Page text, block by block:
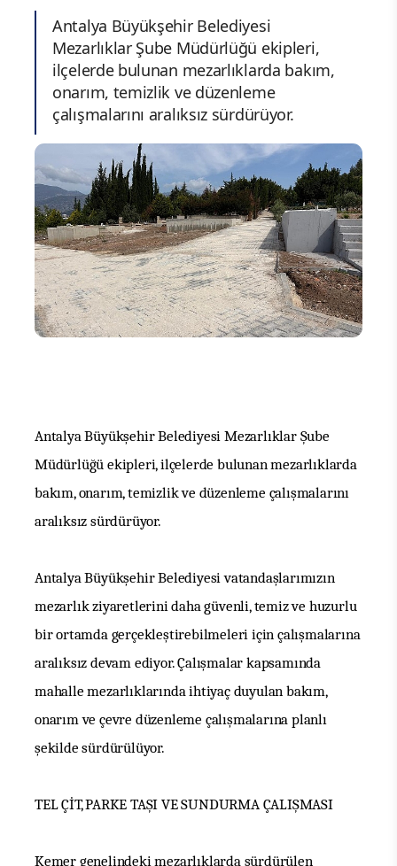
Antalya Büyükşehir Belediyesi
Mezarlıklar Şube Müdürlüğü ekipleri,
ilçelerde bulunan mezarlıklarda bakım,
onarım, temizlik ve düzenleme
çalışmalarını aralıksız sürdürüyor.
Antalya Büyükşehir Belediyesi Mezarlıklar Şube
Müdürlüğü ekipleri, ilçelerde bulunan mezarlıklarda
bakım, onarım, temizlik ve düzenleme çalışmalarını
aralıksız sürdürüyor.
Antalya Büyükşehir Belediyesi vatandaşlarımızın
mezarlık ziyaretlerini daha güvenli, temiz ve huzurlu
bir ortamda gerçekleştirebilmeleri için çalışmalarına
aralıksız devam ediyor.Çalışmalar kapsamında
mahalle mezarlıklarında ihtiyaç duyulan bakım,
onarım ve çevre düzenleme çalışmalarına planlı
şekilde sürdürülüyor.
TEL ÇİT, PARKE TAŞI VE SUNDURMA ÇALIŞMASI
Kemer genelindeki mezarlıklarda sürdürülen